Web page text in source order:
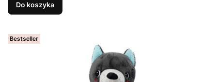
Do koszyka
Bestseller